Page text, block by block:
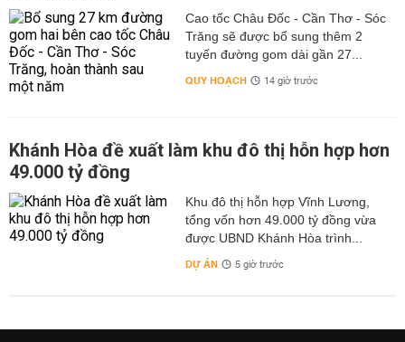
Cao tốc Châu Đốc - Cần Thơ - Sóc
Trăng sẽ được bổ sung thêm 2
tuyến đường gom dài gần 27...
QUY HOẠCH 14 giờ trước
Khánh Hòa đề xuất làm khu đô thị hỗn hợp hơn
49.000 tỷ đồng
Khu đô thị hỗn hợp Vĩnh Lương,
tổng vốn hơn 49.000 tỷ đồng vừa
được UBND Khánh Hòa trình...
DỰ ÁN 5 giờ trước